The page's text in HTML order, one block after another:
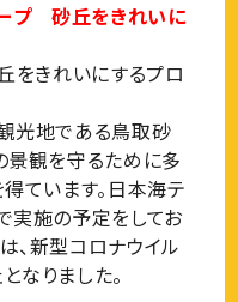
プ 砂丘をきれいに
をきれいにするプロ
光地である鳥取砂
景観を守るために多
ています。日本海テ
実施の予定をしてお
、新型コロナウイル
なりました。